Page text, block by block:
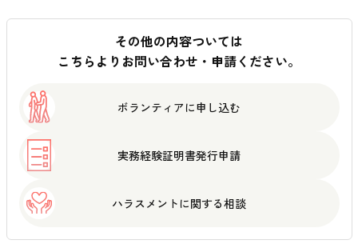
その他の内容ついては
こちらよりお問い合わせ・申請ください。
ボランティアに申し込む
実務経験証明書発行申請
ハラスメントに関する相談